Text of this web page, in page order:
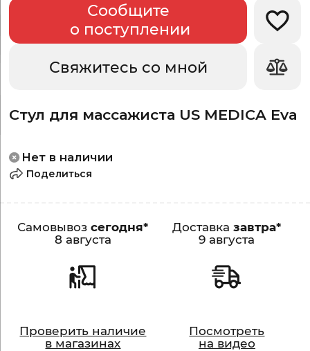
Стул для массажиста US MEDICA Eva
Нет в наличии
Поделиться
Свяжитесь со мной
Сообщите
о поступлении
Самовывозсегодня*
8 августа
Доставказавтра*
9 августа
Проверить наличие
в магазинах
Посмотреть
на видео
Видео